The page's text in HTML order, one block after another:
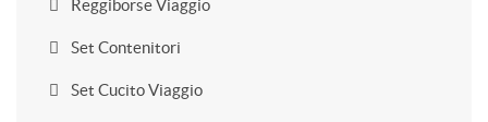
Reggiborse Viaggio
Set Contenitori
Set Cucito Viaggio